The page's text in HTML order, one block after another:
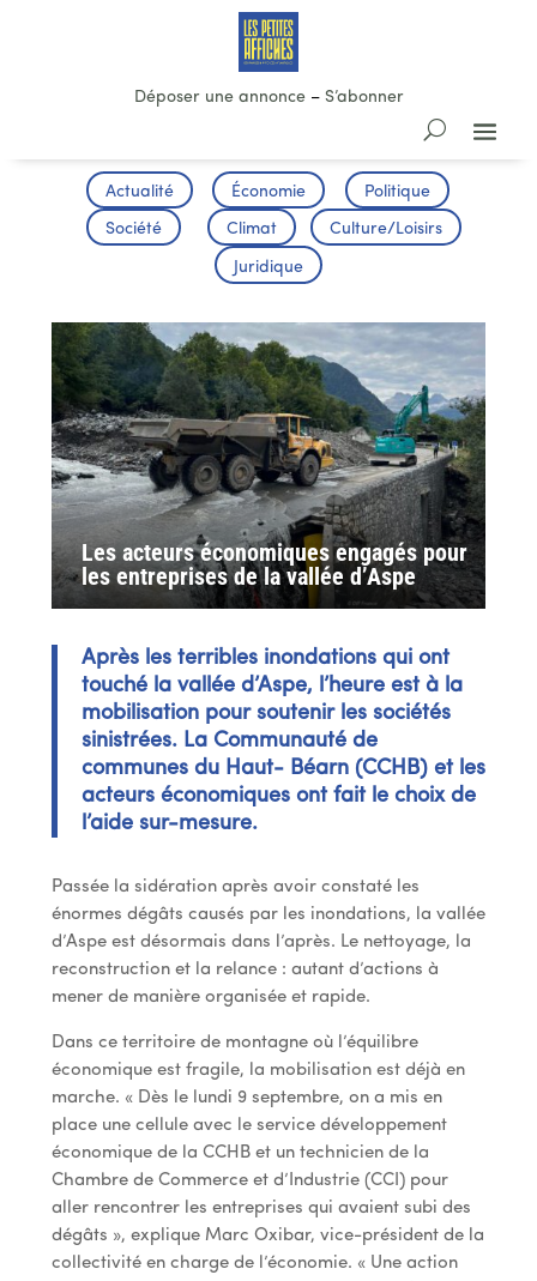
Déposer une annonce– S’abonner
Actualité Économie Politique
Société Climat Culture/Loisirs
Juridique
Les acteurs économiques engagés pour
les entreprises de la vallée d’Aspe
Après les terribles inondations qui ont
touché la vallée d’Aspe, l’heure est à la
mobilisation pour soutenir les sociétés
sinistrées. La Communauté de
communes du Haut- Béarn (CCHB) et les
acteurs économiques ont fait le choix de
l’aide sur-mesure.
Passée la sidération après avoir constaté les
énormes dégâts causés par les inondations, la vallée
d’Aspe est désormais dans l’après. Le nettoyage, la
reconstruction et la relance : autant d’actions à
mener de manière organisée et rapide.
Dans ce territoire de montagne où l’équilibre
économique est fragile, la mobilisation est déjà en
marche. « Dès le lundi 9 septembre, on a mis en
place une cellule avec le service développement
économique de la CCHB et un technicien de la
Chambre de Commerce et d’Industrie (CCI) pour
aller rencontrer les entreprises qui avaient subi des
dégâts », explique Marc Oxibar, vice-président de la
collectivité en charge de l’économie. « Une action